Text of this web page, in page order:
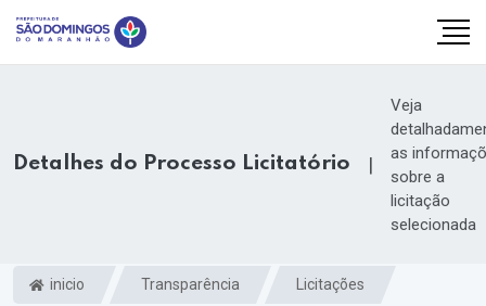
Detalhes do Processo Licitatório |
Veja
as
sobre a
licitação
selecionada
inicio Transparência Licitações